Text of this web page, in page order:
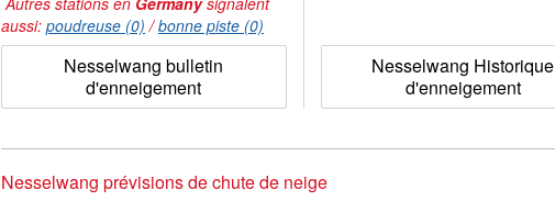
aussi: poudreuse (0) /bonne piste (0)
Nesselwang bulletin
d'enneigement
Nesselwang Historique
d'enneigement
Nesselwang prévisions de chute de neige